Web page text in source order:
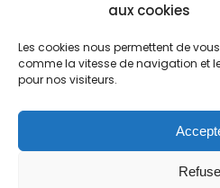
aux cookies
Les cookies nous permettent de
comme la vitesse de navigation et
pour nos visiteurs.
© 2021 Elstarecon E&C